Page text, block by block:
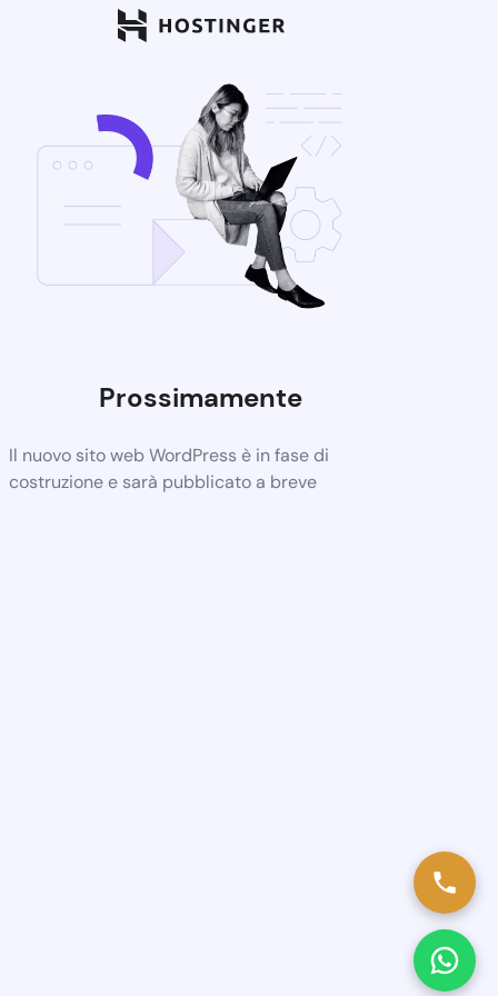
Prossimamente
Il nuovo sito web WordPress è in fase di
costruzione e sarà pubblicato a breve